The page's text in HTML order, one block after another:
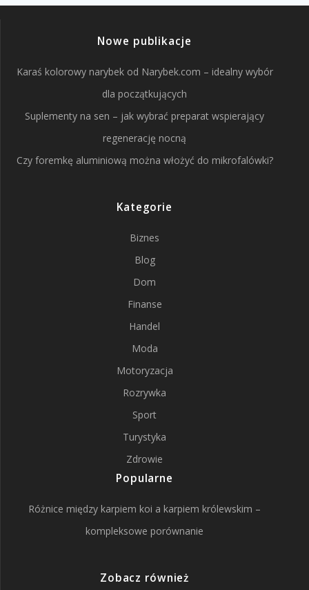
Nowe publikacje
Karaś kolorowy narybek od Narybek.com – idealny wybór
dla początkujących
Suplementy na sen – jak wybrać preparat wspierający
regenerację nocną
Czy foremkę aluminiową można włożyć do mikrofalówki?
Kategorie
Biznes
Blog
Dom
Finanse
Handel
Moda
Motoryzacja
Rozrywka
Sport
Turystyka
Zdrowie
Popularne
Różnice między karpiem koi a karpiem królewskim –
kompleksowe porównanie
Zobacz również